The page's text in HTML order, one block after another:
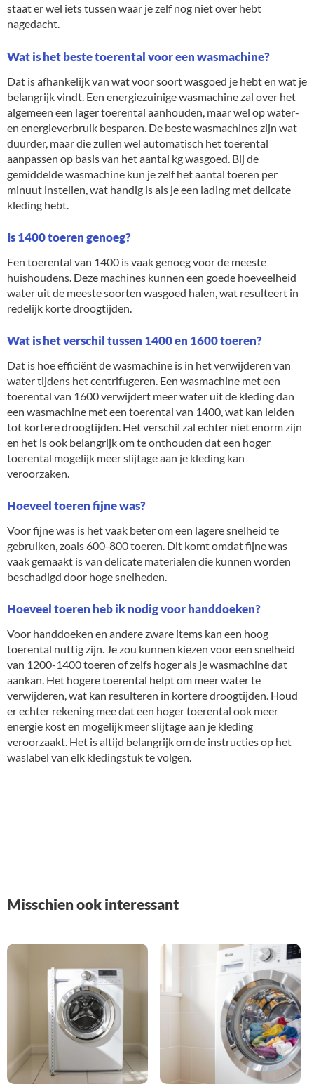
staat er wel iets tussen waar je zelf nog niet over hebt
nagedacht.
Wat is het beste toerental voor een wasmachine?
Dat is afhankelijk van wat voor soort wasgoed je hebt en wat je
belangrijk vindt. Een energiezuinige wasmachine zal over het
algemeen een lager toerental aanhouden, maar wel op water-
en energieverbruik besparen. De beste wasmachines zijn wat
duurder, maar die zullen wel automatisch het toerental
aanpassen op basis van het aantal kg wasgoed. Bij de
gemiddelde wasmachine kun je zelf het aantal toeren per
minuut instellen, wat handig is als je een lading met delicate
kleding hebt.
Is 1400 toeren genoeg?
Een toerental van 1400 is vaak genoeg voor de meeste
huishoudens. Deze machines kunnen een goede hoeveelheid
water uit de meeste soorten wasgoed halen, wat resulteert in
redelijk korte droogtijden.
Wat is het verschil tussen 1400 en 1600 toeren?
Dat is hoe efficiënt de wasmachine is in het verwijderen van
water tijdens het centrifugeren. Een wasmachine met een
toerental van 1600 verwijdert meer water uit de kleding dan
een wasmachine met een toerental van 1400, wat kan leiden
tot kortere droogtijden. Het verschil zal echter niet enorm zijn
en het is ook belangrijk om te onthouden dat een hoger
toerental mogelijk meer slijtage aan je kleding kan
veroorzaken.
Hoeveel toeren fijne was?
Voor fijne was is het vaak beter om een lagere snelheid te
gebruiken, zoals 600-800 toeren. Dit komt omdat fijne was
vaak gemaakt is van delicate materialen die kunnen worden
beschadigd door hoge snelheden.
Hoeveel toeren heb ik nodig voor handdoeken?
Voor handdoeken en andere zware items kan een hoog
toerental nuttig zijn. Je zou kunnen kiezen voor een snelheid
van 1200-1400 toeren of zelfs hoger als je wasmachine dat
aankan. Het hogere toerental helpt om meer water te
verwijderen, wat kan resulteren in kortere droogtijden. Houd
er echter rekening mee dat een hoger toerental ook meer
energie kost en mogelijk meer slijtage aan je kleding
veroorzaakt. Het is altijd belangrijk om de instructies op het
waslabel van elk kledingstuk te volgen.
Misschien ook interessant